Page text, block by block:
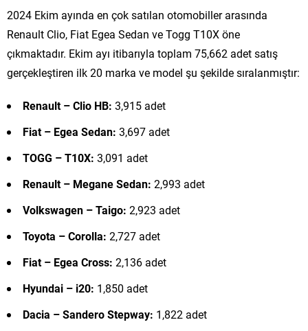
2024 Ekim ayında en çok satılan otomobiller arasında
Renault Clio, Fiat Egea Sedan ve Togg T10X öne
çıkmaktadır. Ekim ayı itibarıyla toplam 75,662 adet satış
gerçekleştiren ilk 20 marka ve model şu şekilde sıralanmıştır:
Renault – Clio HB: 3,915 adet
Fiat – Egea Sedan: 3,697 adet
TOGG – T10X: 3,091 adet
Renault – Megane Sedan: 2,993 adet
Volkswagen – Taigo: 2,923 adet
Toyota – Corolla: 2,727 adet
Fiat – Egea Cross: 2,136 adet
Hyundai – i20: 1,850 adet
Dacia – Sandero Stepway: 1,822 adet